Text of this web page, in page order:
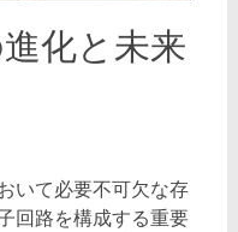
化と未来
いて必要不可欠な存
回路を構成する重要